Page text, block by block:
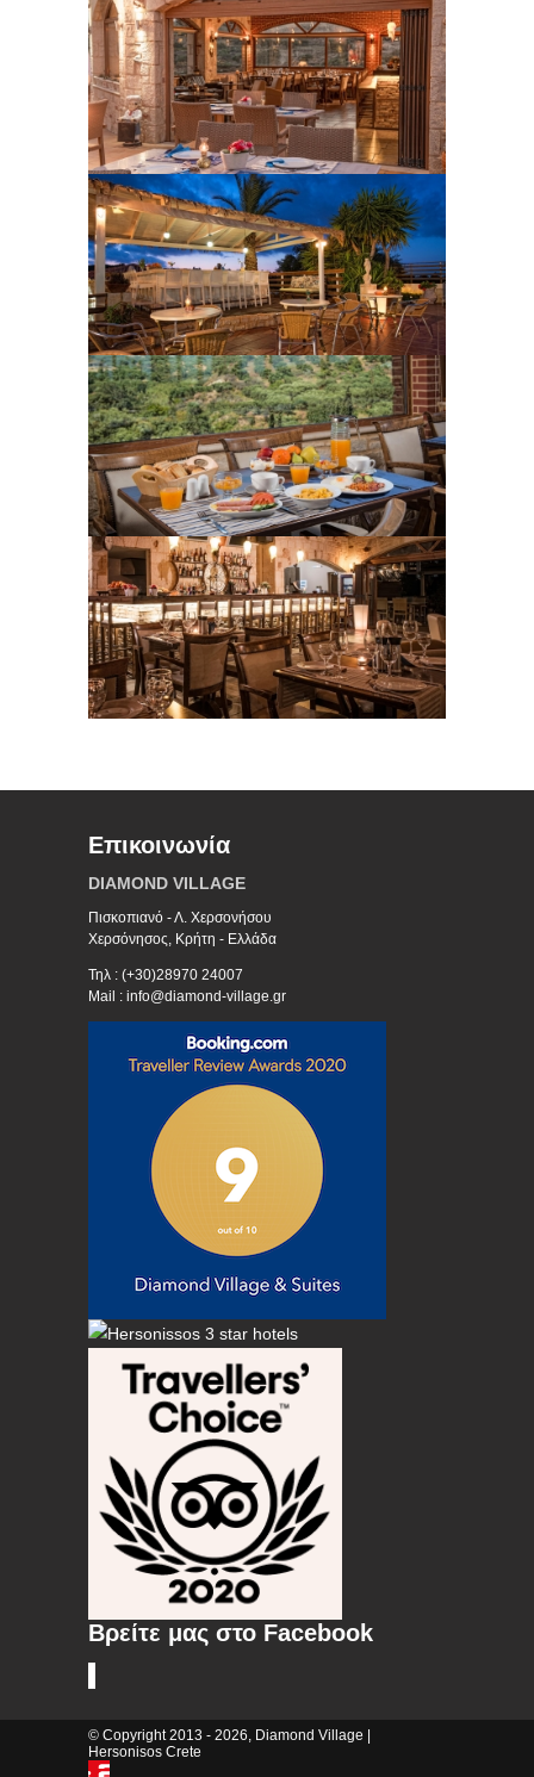
Επικοινωνία
DIAMOND VILLAGE
Πισκοπιανό - Λ. Χερσονήσου
Χερσόνησος, Κρήτη - Ελλάδα
Τηλ : (+30)28970 24007
Mail : info@diamond-village.gr
Βρείτε μας στο Facebook
© Copyright 2013 - 2026, Diamond Village |
Hersonisos Crete